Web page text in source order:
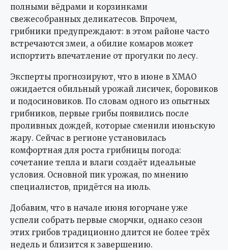
полными вёдрами и корзинками
свежесобранных деликатесов. Впрочем,
грибники предупреждают: в этом районе часто
встречаются змеи, а обилие комаров может
испортить впечатление от прогулки по лесу.
Эксперты прогнозируют, что в июне в ХМАО
ожидается обильный урожай лисичек, боровиков
и подосиновиков. По словам одного из опытных
грибников, первые грибы появились после
проливных дождей, которые сменили июньскую
жару. Сейчас в регионе установилась
комфортная для роста грибницы погода:
сочетание тепла и влаги создаёт идеальные
условия. Основной пик урожая, по мнению
специалистов, придётся на июль.
Добавим, что в начале июня югорчане уже
успели собрать первые сморчки, однако сезон
этих грибов традиционно длится не более трёх
недель и близится к завершению.